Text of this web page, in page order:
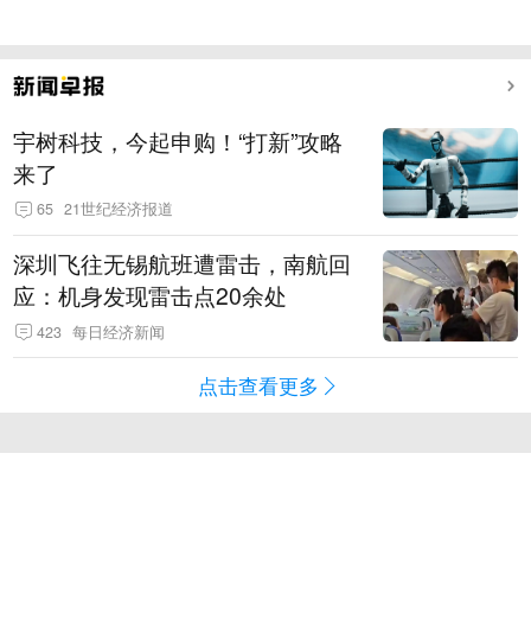
宇树科技，今起申购！“打新”攻略
来了
65 21世纪经济报道
深圳飞往无锡航班遭雷击，南航回
应：机身发现雷击点20余处
423 每日经济新闻
点击查看更多